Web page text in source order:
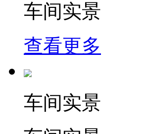
车间实景
查看更多
车间实景